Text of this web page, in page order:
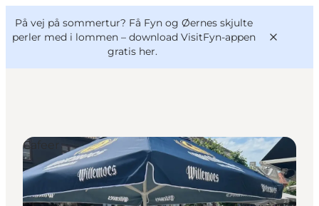
På vej på sommertur? Få Fyn og Øernes skjulte
perler med i lommen – download VisitFyn-appen
gratis her.
Oplevelser
Outdoor
Mad og drikke
VisitFyn
Deutsch
Cafeer